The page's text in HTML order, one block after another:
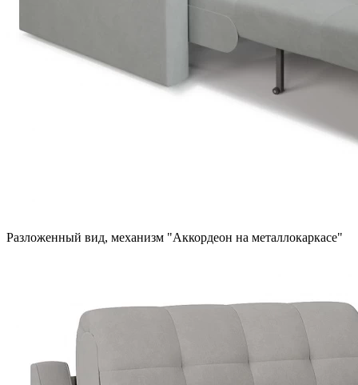
Разложенный вид, механизм "Аккордеон на металлокаркасе"